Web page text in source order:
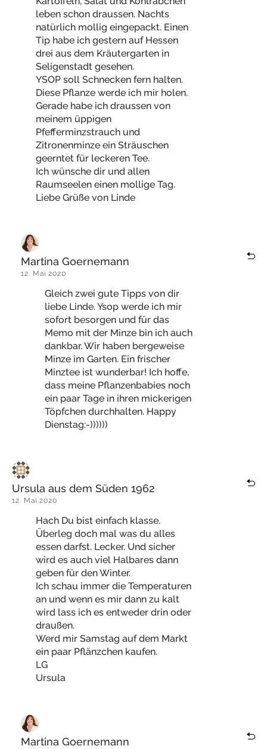
leben schon draussen. Nachts
natürlich mollig eingepackt. Einen
Tip habe ich gestern auf Hessen
drei aus dem Kräutergarten in
Seligenstadt gesehen.
YSOP soll Schnecken fern halten.
Diese Pflanze werde ich mir holen.
Gerade habe ich draussen von
meinem üppigen
Pfefferminzstrauch und
Zitronenminze ein Sträuschen
geerntet für leckeren Tee.
Ich wünsche dir und allen
Raumseelen einen mollige Tag.
Liebe Grüße von Linde
Martina Goernemann
12. Mai 2020
Gleich zwei gute Tipps von dir
liebe Linde. Ysop werde ich mir
sofort besorgen und für das
Memo mit der Minze bin ich auch
dankbar. Wir haben bergeweise
Minze im Garten. Ein frischer
Minztee ist wunderbar! Ich hoffe,
dass meine Pflanzenbabies noch
ein paar Tage in ihren mickerigen
Töpfchen durchhalten. Happy
Dienstag:-))))))
Ursula aus dem Süden 1962
12. Mai 2020
Hach Du bist einfach klasse.
Überleg doch mal was du alles
essen darfst. Lecker. Und sicher
wird es auch viel Halbares dann
geben für den Winter.
Ich schau immer die Temperaturen
an und wenn es mir dann zu kalt
wird lass ich es entweder drin oder
draußen.
Werd mir Samstag auf dem Markt
ein paar Pflänzchen kaufen.
LG
Ursula
Martina Goernemann